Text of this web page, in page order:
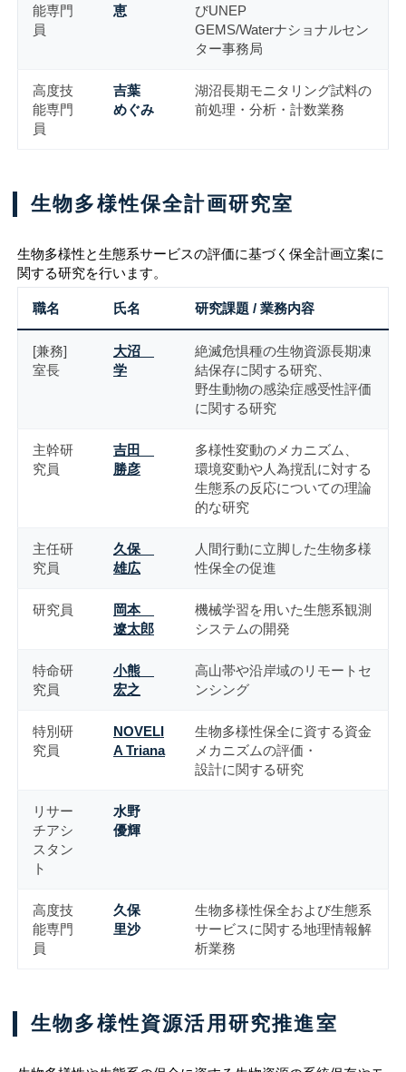
能専門
員
恵
びUNEP
GEMS/Waterナショナルセン
ター事務局
高度技
能専門
員
吉葉
めぐみ
湖沼長期モニタリング試料の
前処理・分析・計数業務
生物多様性保全計画研究室
生物多様性と生態系サービスの評価に基づく保全計画立案に
関する研究を行います。
職名 氏名 研究課題 / 業務内容
[兼務]
室長
大沼
学
絶滅危惧種の生物資源長期凍
結保存に関する研究、
野生動物の感染症感受性評価
に関する研究
主幹研
究員
吉田
勝彦
多様性変動のメカニズム、
環境変動や人為撹乱に対する
生態系の反応についての理論
的な研究
主任研
究員
久保
雄広
人間行動に立脚した生物多様
性保全の促進
研究員
岡本
遼太郎
機械学習を用いた生態系観測
システムの開発
特命研
究員
小熊
宏之
高山帯や沿岸域のリモートセ
ンシング
特別研
究員
NOVELI
A Triana
生物多様性保全に資する資金
メカニズムの評価・
設計に関する研究
リサー
チアシ
スタン
ト
水野
優輝
高度技
能専門
員
久保
里沙
生物多様性保全および生態系
サービスに関する地理情報解
析業務
生物多様性資源活用研究推進室